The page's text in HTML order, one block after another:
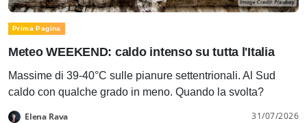
Prima Pagina
Meteo WEEKEND: caldo intenso su tutta l'Italia
Massime di 39-40°C sulle pianure settentrionali. Al Sud
caldo con qualche grado in meno. Quando la svolta?
Elena Rava 31/07/2026